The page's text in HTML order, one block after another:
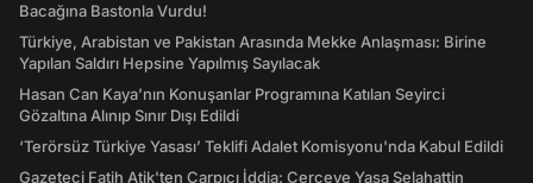
Bacağına Bastonla Vurdu!
Türkiye, Arabistan ve Pakistan Arasında Mekke Anlaşması: Birine
Yapılan Saldırı Hepsine Yapılmış Sayılacak
Hasan Can Kaya’nın Konuşanlar Programına Katılan Seyirci
Gözaltına Alınıp Sınır Dışı Edildi
‘Terörsüz Türkiye Yasası’ Teklifi Adalet Komisyonu'nda Kabul Edildi
Gazeteci Fatih Atik'ten Çarpıcı İddia: Çerçeve Yasa Selahattin